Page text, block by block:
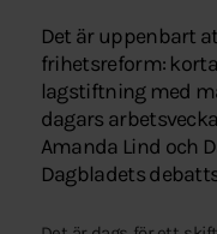
Det är uppenbart
frihetsreform:
lagstiftning med
dagars
Amanda Lind och
Dagbladets